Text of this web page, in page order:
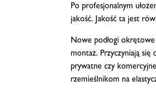
Po profesjonalnym
jakość. Jakość ta jest
Nowe podłogi okrętowe
montaż. Przyczyniają
prywatne czy
rzemieślnikom na